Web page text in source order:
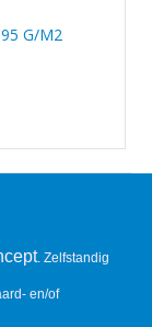
G/M2
. Zelfstandig
en/of